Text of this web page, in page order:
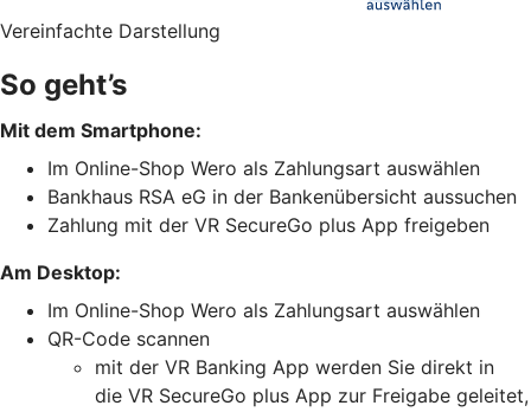
Vereinfachte Darstellung
So geht’s
Mit dem Smartphone:
Im Online-Shop Wero als Zahlungsart auswählen
Bankhaus RSA eG in der Bankenübersicht aussuchen
Zahlung mit der VR SecureGo plus App freigeben
Am Desktop:
Im Online-Shop Wero als Zahlungsart auswählen
QR-Code scannen
mit der VR Banking App werden Sie direkt in
die VR SecureGo plus App zur Freigabe geleitet,